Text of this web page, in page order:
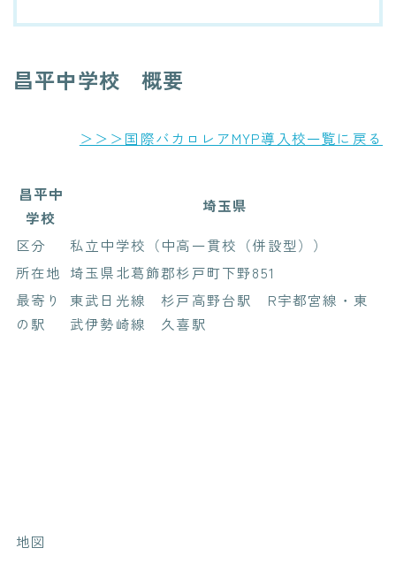
昌平中学校 概要
＞＞＞国際バカロレアMYP導入校一覧に戻る
昌平中
学校
埼玉県
区分
私立中学校（中高一貫校（併設型））
所在地 埼玉県北葛飾郡杉戸町下野851
最寄り
の駅
東武日光線 杉戸高野台駅 R宇都宮線・東
武伊勢崎線 久喜駅
地図